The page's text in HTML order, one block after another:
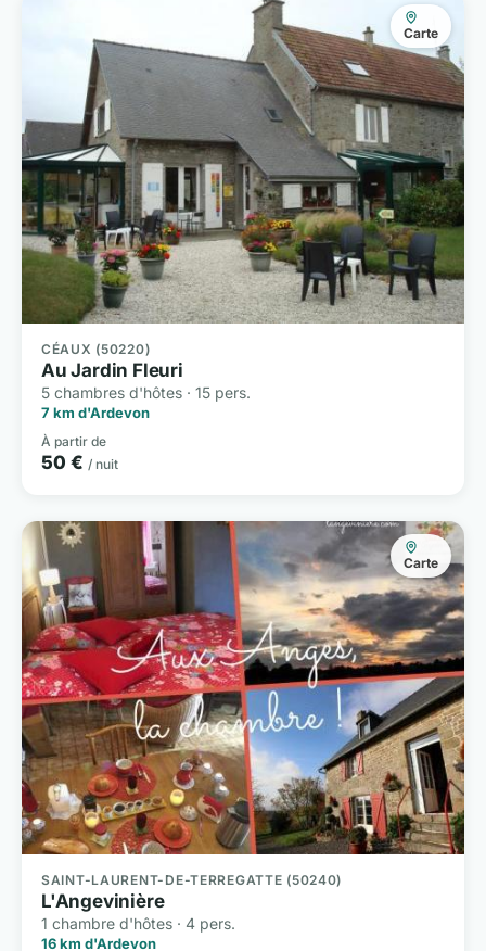
Carte
CÉAUX (50220)
Au Jardin Fleuri
5 chambres d'hôtes · 15 pers.
7 km d'Ardevon
À partir de
50 € / nuit
Carte
SAINT-LAURENT-DE-TERREGATTE (50240)
L'Angevinière
1 chambre d'hôtes · 4 pers.
16 km d'Ardevon